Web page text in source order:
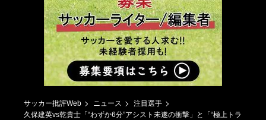
サッカー批評Web ニュース
注目選手
久保建英vs乾貴士「“わずか6分”アシスト未遂の衝撃」と「“極上トラ